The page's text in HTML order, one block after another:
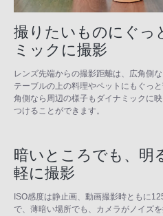
撮りたいものにぐっ
ミックに撮影
レンズ先端からの撮影距離は、広角側
テーブルの上の料理やペットにもぐっ
角側なら周辺の様子もダイナミックに
つけることができます。
暗いところでも、明
軽に撮影
ISO感度は静止画、動画撮影時ともに
で、薄暗い場所でも、カメラがノイズ